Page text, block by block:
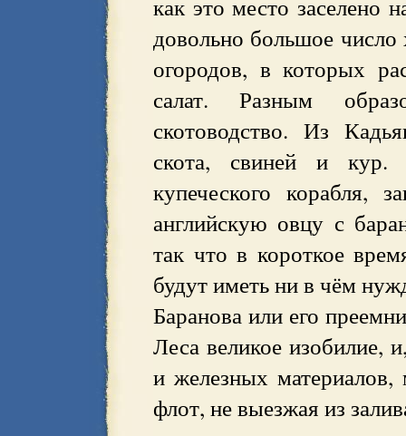
как это место заселено
довольно большое
огородов, в которых
салат. Разным
скотоводство. Из
скота, свиней и кур.
купеческого корабля,
английскую овцу с
так что в короткое
будут иметь ни в чём
Баранова или его
Леса великое изобилие,
и железных
флот, не выезжая из